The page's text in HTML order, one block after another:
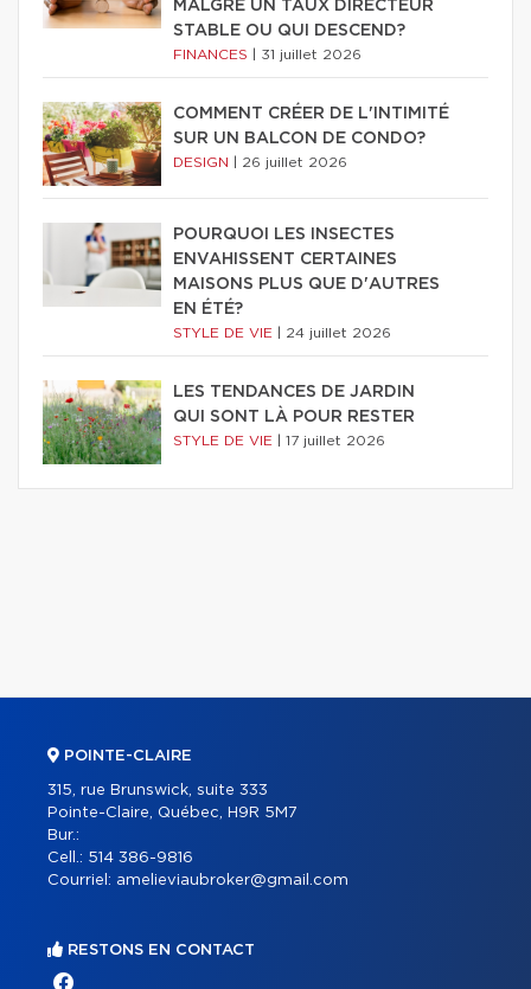
MALGRÉ UN TAUX DIRECTEUR
STABLE OU QUI DESCEND?
FINANCES 31 juillet 2026
COMMENT CRÉER DE L'INTIMITÉ
SUR UN BALCON DE CONDO?
DESIGN 26 juillet 2026
POURQUOI LES INSECTES
ENVAHISSENT CERTAINES
MAISONS PLUS QUE D'AUTRES
EN ÉTÉ?
STYLE DE VIE 24 juillet 2026
LES TENDANCES DE JARDIN
QUI SONT LÀ POUR RESTER
STYLE DE VIE 17 juillet 2026
POINTE-CLAIRE
315, rue Brunswick, suite 333
Pointe-Claire, Québec, H9R 5M7
Bur.:
Cell.: 514 386-9816
Courriel: amelieviaubroker@gmail.com
RESTONS EN CONTACT